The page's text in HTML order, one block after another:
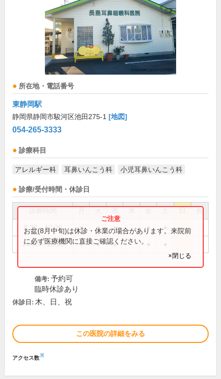
所在地・電話番号
東静岡駅
静岡県静岡市駿河区池田275-1 [地図]
054-265-3333
診療科目
アレルギー科 耳鼻いんこう科 小児耳鼻いんこう科
診療/受付時間・休診日
祝
8:30～12:30 ● ● ● ●
14:30～18:30 ● ● ●
お盆(8月中旬)は休診・休業の場合があります。来院前
に必ず医療機関に直接ご確認ください。
×閉じる
備考: 予約可
臨時休診あり
休診日: 木、日、祝
この医院の詳細をみる
アクセス数※